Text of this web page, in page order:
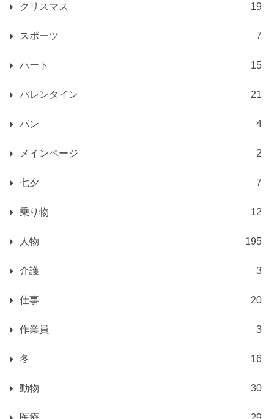
クリスマス 19
スポーツ 7
ハート 15
バレンタイン 21
パン 4
メインページ 2
七夕 7
乗り物 12
人物 195
介護 3
仕事 20
作業員 3
冬 16
動物 30